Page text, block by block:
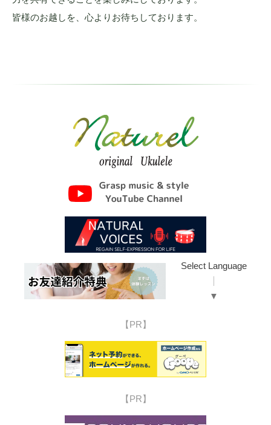
皆様のお越しを、心よりお待ちしております。
Select Language
▼
【PR】
【PR】